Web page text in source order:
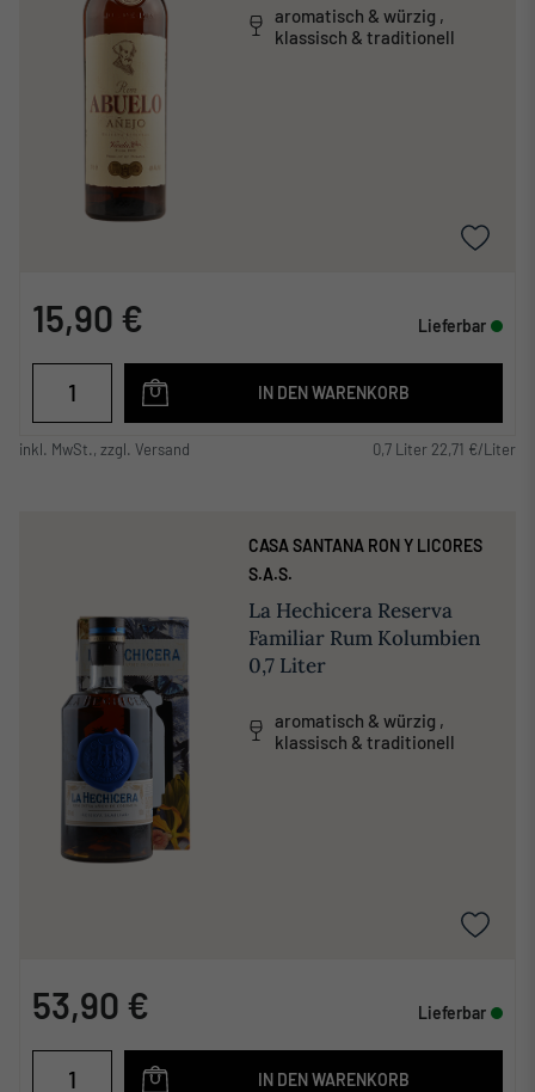
aromatisch & würzig ,
klassisch & traditionell
15,90 € Lieferbar
IN DEN WARENKORB
inkl. MwSt., zzgl. Versand 0,7 Liter 22,71 €/Liter
CASA SANTANA RON Y LICORES
S.A.S.
La Hechicera Reserva
Familiar Rum Kolumbien
0,7 Liter
aromatisch & würzig ,
klassisch & traditionell
53,90 € Lieferbar
IN DEN WARENKORB